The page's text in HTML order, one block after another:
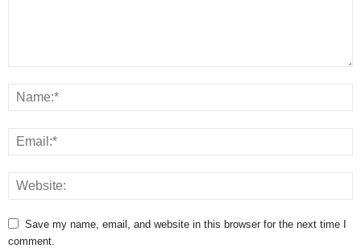
Save my name, email, and website in this browser for the next time I
comment.